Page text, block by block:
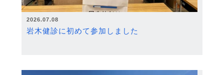
2026.07.08
岩木健診に初めて参加しました